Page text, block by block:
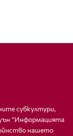
субкултури,
“Информацията
нашето